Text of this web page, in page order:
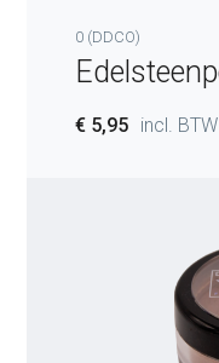
0 (DDCO)
€ 5,95 incl. BTW